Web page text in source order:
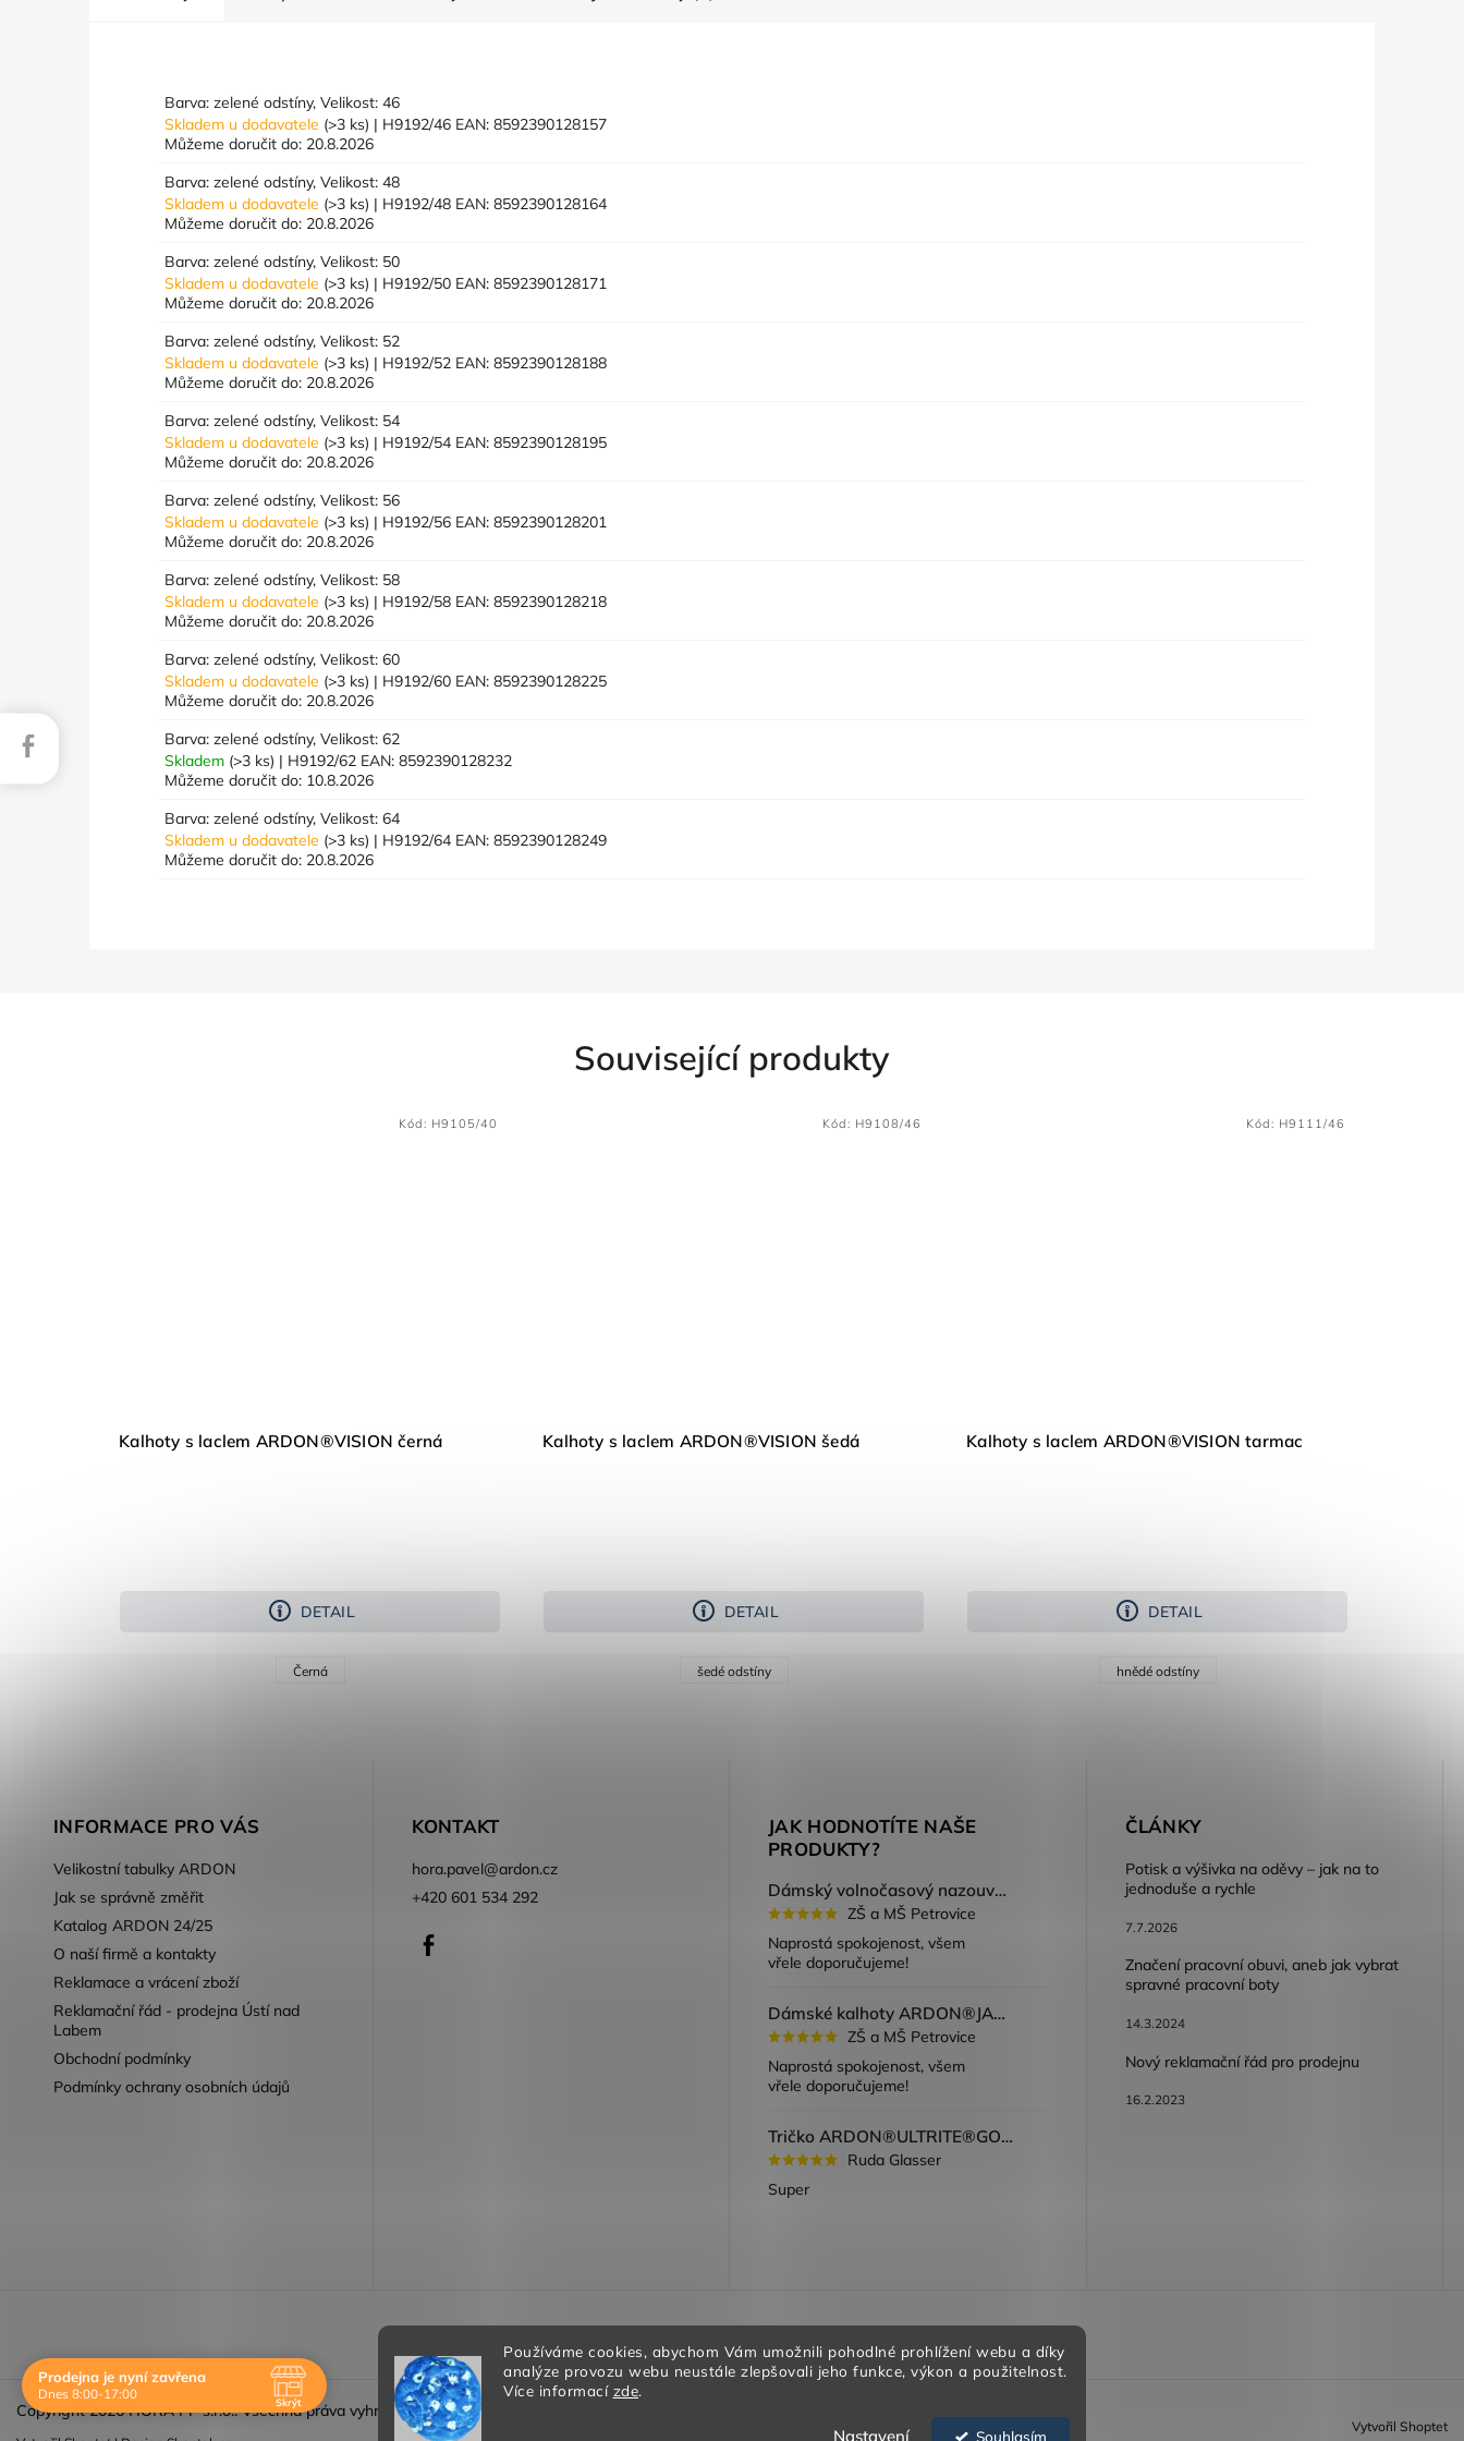
Používáme cookies, abychom Vám umožnili pohodlné prohlížení webu a díky
analýze provozu webu neustále zlepšovali jeho funkce, výkon a použitelnost.
Více informací zde.
Souhlasím
Nastavení
Barva: zelené odstíny, Velikost: 46
Skladem u dodavatele (>3 ks) | H9192/46 EAN: 8592390128157
Můžeme doručit do: 20.8.2026
Barva: zelené odstíny, Velikost: 48
Skladem u dodavatele (>3 ks) | H9192/48 EAN: 8592390128164
Můžeme doručit do: 20.8.2026
Barva: zelené odstíny, Velikost: 50
Skladem u dodavatele (>3 ks) | H9192/50 EAN: 8592390128171
Můžeme doručit do: 20.8.2026
Barva: zelené odstíny, Velikost: 52
Skladem u dodavatele (>3 ks) | H9192/52 EAN: 8592390128188
Můžeme doručit do: 20.8.2026
Barva: zelené odstíny, Velikost: 54
Skladem u dodavatele (>3 ks) | H9192/54 EAN: 8592390128195
Můžeme doručit do: 20.8.2026
Barva: zelené odstíny, Velikost: 56
Skladem u dodavatele (>3 ks) | H9192/56 EAN: 8592390128201
Můžeme doručit do: 20.8.2026
Barva: zelené odstíny, Velikost: 58
Skladem u dodavatele (>3 ks) | H9192/58 EAN: 8592390128218
Můžeme doručit do: 20.8.2026
Barva: zelené odstíny, Velikost: 60
Skladem u dodavatele (>3 ks) | H9192/60 EAN: 8592390128225
Můžeme doručit do: 20.8.2026
Barva: zelené odstíny, Velikost: 62
Skladem (>3 ks) | H9192/62 EAN: 8592390128232
Můžeme doručit do: 10.8.2026
Barva: zelené odstíny, Velikost: 64
Skladem u dodavatele (>3 ks) | H9192/64 EAN: 8592390128249
Můžeme doručit do: 20.8.2026
Související produkty
Kalhoty s laclem ARDON®VISION černá
DETAIL
Černá
Kód: H9105/40
Kalhoty s laclem ARDON®VISION šedá
DETAIL
šedé odstíny
Kód: H9108/46
Kalhoty s laclem ARDON®VISION tarmac
DETAIL
hnědé odstíny
Kód: H9111/46
INFORMACE PRO VÁS
Velikostní tabulky ARDON
Jak se správně změřit
Katalog ARDON 24/25
O naší firmě a kontakty
Reklamace a vrácení zboží
Reklamační řád - prodejna Ústí nad
Labem
Obchodní podmínky
Podmínky ochrany osobních údajů
KONTAKT
hora.pavel@ardon.cz
+420 601 534 292
JAK HODNOTÍTE NAŠE
PRODUKTY?
Dámský volnočasový nazouvák ARDON®JUNO - růžová
ZŠ a MŠ Petrovice
Naprostá spokojenost, všem
vřele doporučujeme!
Dámské kalhoty ARDON®JASVENA šedá
ZŠ a MŠ Petrovice
Naprostá spokojenost, všem
vřele doporučujeme!
Tričko ARDON®ULTRITE®GO! dámské růžová
Ruda Glasser
Super
ČLÁNKY
Potisk a výšivka na oděvy – jak na to
jednoduše a rychle
7.7.2026
Značení pracovní obuvi, aneb jak vybrat
spravné pracovní boty
14.3.2024
Nový reklamační řád pro prodejnu
16.2.2023
Vytvořil Shoptet
Copyright 2026HORA PP s.r.o.. Všechna práva vyhrazena.
Prodejna je nyní zavřena
Dnes 8:00-17:00
Skrýt